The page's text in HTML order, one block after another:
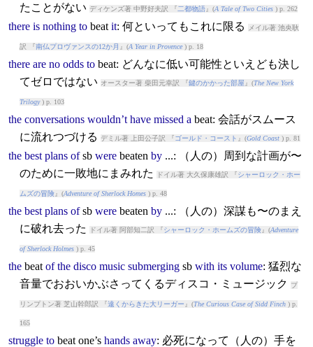
たことがない ディケンズ著 中野好夫訳 『二都物語』(A Tale of Two Cities) p. 262
there is nothing to beat it: 何といってもこれに限る メイル著 池央耿
訳 『南仏プロヴァンスの12か月 』(A Year in Provence) p. 18
there are no odds to beat: どんなに低い可能性といえども決し
てゼロではない オースター著 柴田元幸訳 『鍵のかかった部屋 』(The New York
Trilogy) p. 103
the conversations wouldn’t have missed a beat: 会話がスムース
に流れつづける
デミル著 上田公子訳 『ゴールド・コースト 』(Gold Coast) p. 81
the best plans ofsb were beaten by...: （人の）周到な計画が〜
のために一敗地にまみれた
ドイル著 大久保康雄訳 『シャーロック・ホー
ムズの冒険』(Adventure of Sherlock Homes) p. 48
the best plans ofsb were beaten by...: （人の）深謀も〜のまえ
に破れ去った
ドイル著 阿部知二訳 『シャーロック・ホームズの冒険』(Adventure
of Sherlock Holmes) p. 45
the beat of the disco music submergingsb with its volume: 猛烈な
音量でおおいかぶさってくるディスコ・ミュージック
プ
リンプトン著 芝山幹郎訳 『遠くからきた大リーガー 』(The Curious Case of Sidd Finch) p.
165
struggle to beatone’s hands away: 必死になって（人の）手を